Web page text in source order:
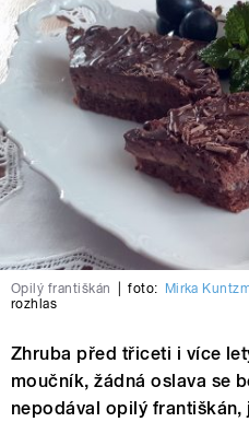
Opilý františkán foto: Mirka
rozhlas
Zhruba před třiceti i více
moučník, žádná oslava se
nepodával opilý františkán,